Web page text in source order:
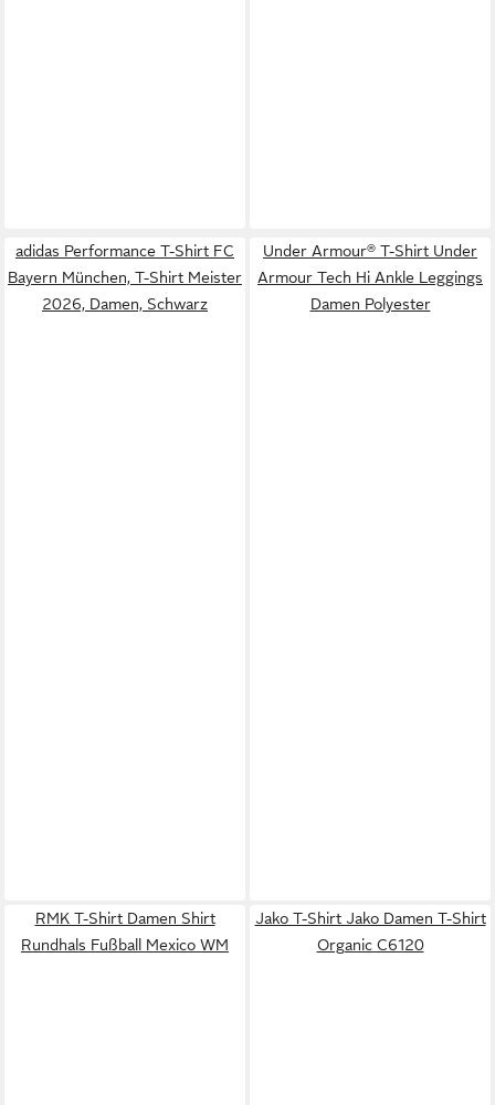
adidas Performance T-Shirt FC
Bayern München, T-Shirt Meister
2026, Damen, Schwarz
Under Armour® T-Shirt Under
Armour Tech Hi Ankle Leggings
Damen Polyester
RMK T-Shirt Damen Shirt
Rundhals Fußball Mexico WM
Jako T-Shirt Jako Damen T-Shirt
Organic C6120